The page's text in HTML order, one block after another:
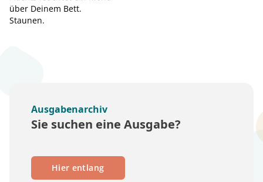
über Deinem Bett.
Staunen.
Ausgabenarchiv
Sie suchen eine Ausgabe?
Hier entlang